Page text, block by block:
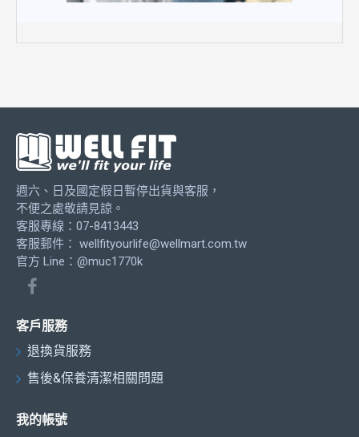
週六、日及國定假日暫停出貨與客服，
不便之處敬請見諒。
客服專線：07-8413443
客服郵件： wellfityourlife@wellmart.com.tw
官方 Line：@muc1770k
客戶服務
退換貨服務
售後&保養清潔相關問題
我的帳號